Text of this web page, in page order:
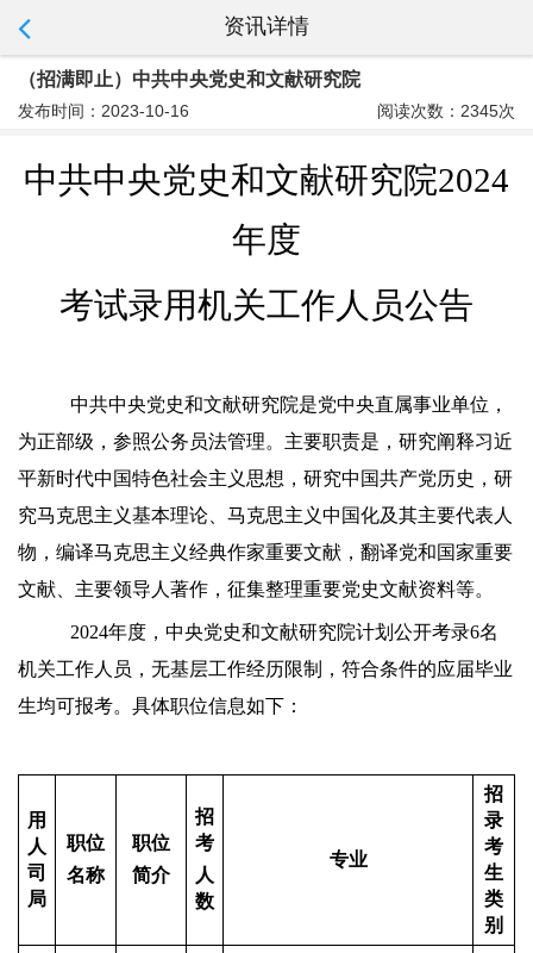
资讯详情
（招满即止）中共中央党史和文献研究院
发布时间：2023-10-16 阅读次数：2345次
中共中央党史和文献研究院2024
年度
考试录用机关工作人员公告
中共中央党史和文献研究院是党中央直属事业单位，
为正部级，参照公务员法管理。主要职责是，研究阐释习近
平新时代中国特色社会主义思想，研究中国共产党历史，研
究马克思主义基本理论、马克思主义中国化及其主要代表人
物，编译马克思主义经典作家重要文献，翻译党和国家重要
文献、主要领导人著作，征集整理重要党史文献资料等。
2024年度，中央党史和文献研究院计划公开考录6名
机关工作人员，无基层工作经历限制，符合条件的应届毕业
生均可报考。具体职位信息如下：
用
人
司
局
职位
名称
职位
简介
招
考
人
数
专业
招
录
考
生
类
别